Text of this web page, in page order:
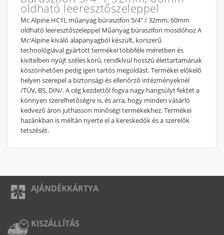
oldható leeresztőszeleppel
Mc Alpine HC1L műanyag búraszifon 5/4" / 32mm, 60mm
oldható leeresztőszeleppel Műanyag búraszifon mosdóhoz A
Mc'Alpine kiváló alapanyagból készült, korszerű
technológiával gyártott termékei többféle méretben és
kivitelben nyújt széles körű, rendkívül hosszú élettartamának
köszönhetően pedig igen tartós megoldást. Termékei előkelő
helyen szerepel a biztonsági és ellenőrző intézményeknél
/TÜV, BS, DIN/. A cég kezdettől fogva nagy hangsúlyt fektet a
könnyen szerelhetőségre is, és arra, hogy minden vásárló
kedvező áron juthasson minőségi termékekhez. Termékei
hazánkban is méltán nyerte el a kereskedők és a szerelők
tetszését.
AJÁNDÉKKÁRTYA
KISZÁLLÍTÁS